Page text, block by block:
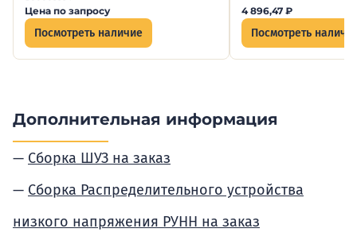
Цена по запросу
Посмотреть наличие
4 896,47 ₽
Посмотреть
Дополнительная информация
Сборка ШУЗ на заказ
Сборка Распределительного устройства
низкого напряжения РУНН на заказ